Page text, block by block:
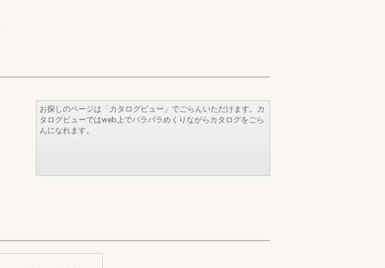
お探しのページは「カタログビュー」でごらんいただけます。カ
タログビューではweb上でパラパラめくりながらカタログをごら
んになれます。